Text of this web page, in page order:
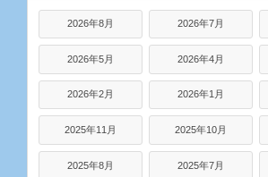
2026年8月 2026年7月
2026年5月 2026年4月
2026年2月 2026年1月
2025年11月 2025年10月
2025年8月 2025年7月